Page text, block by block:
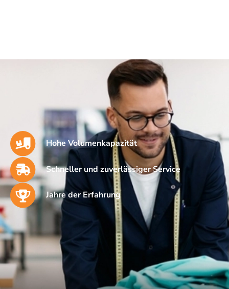
Hohe Volumenkapazität
Schneller und zuverlässiger Service
Jahre der Erfahrung